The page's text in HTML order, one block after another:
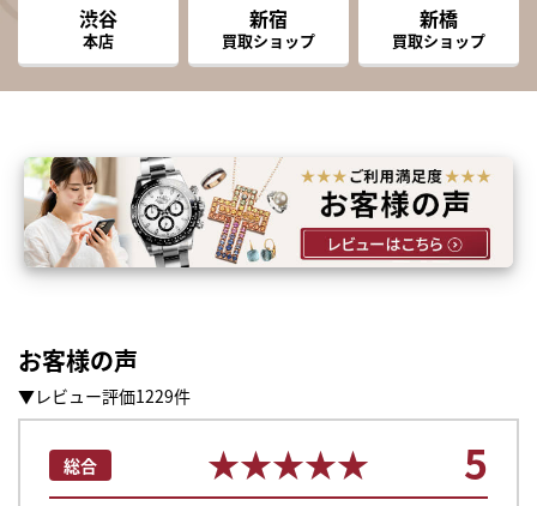
渋谷
本店
新宿
買取ショップ
新橋
買取ショップ
お客様の声
▼レビュー評価1229件
総合 ★★★★★
★★★★★ 5